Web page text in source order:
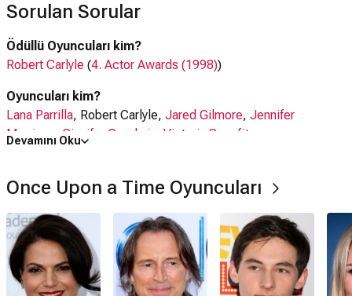
Sorulan Sorular
Ödüllü Oyuncuları kim?
Robert Carlyle (4. Actor Awards (1998))
Oyuncuları kim?
Lana Parrilla, Robert Carlyle, Jared Gilmore, Jennifer
Morrison
,Ginnifer Goodwin Victoria Smurfit
23 Ekim 2011
Once Upon a Time dizisi nerede çekildi?
Once Upon a Time dizisiABD'da çekilmiştir.
Kaç saat?
43 dakika
Devamını Oku
Once Upon a Time Oyuncuları